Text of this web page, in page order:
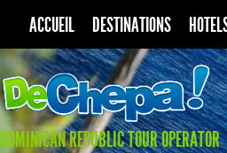
ACCUEIL DESTINATIONS
DOMINICAN REPUBLIC TOUR OPERATOR